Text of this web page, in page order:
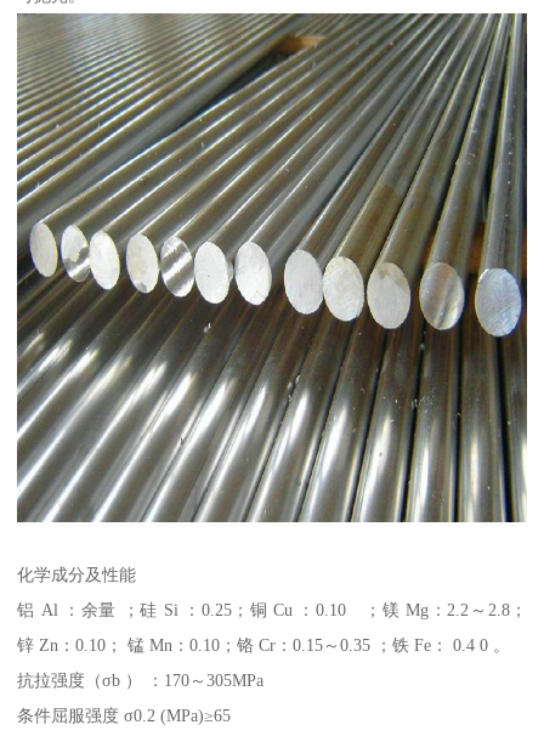
化学成分及性能
铝 Al ：余量 ；硅 Si ：0.25；铜 Cu ：0.10 ；镁 Mg：2.2～2.8；
锌 Zn：0.10； 锰 Mn：0.10；铬 Cr：0.15～0.35 ；铁 Fe： 0.4 0 。
抗拉强度（σb ） ：170～305MPa
条件屈服强度 σ0.2 (MPa)≥65